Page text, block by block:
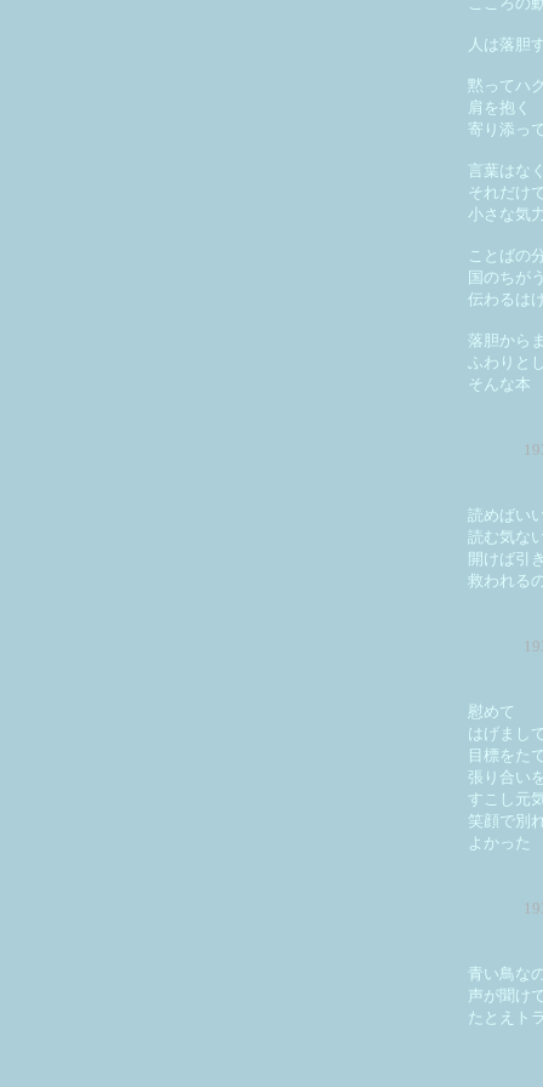
人は落胆
黙ってハ
肩を抱く
寄り添っ
言葉はな
それだけ
小さな気
ことばの
国のちが
伝わるは
落胆から
ふわりと
そんな本
読めばい
読む気な
開けば引
救われる
慰めて
はげまし
目標をた
張り合い
すこし元
笑顔で別
よかった
青い鳥な
声が聞け
たとえト